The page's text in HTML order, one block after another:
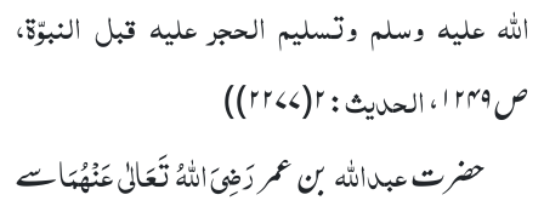
اللّٰہ علیہ وسلموتسلیم الحجر علیہ قبل النبوّۃ،
ص۱۲۴۹،الحدیث:۲(۲۲۷۷)
)
حضرتعبداللّٰہبن عمررَضِیَ اللّٰہُ تَعَالٰی عَنْہُمَاسے